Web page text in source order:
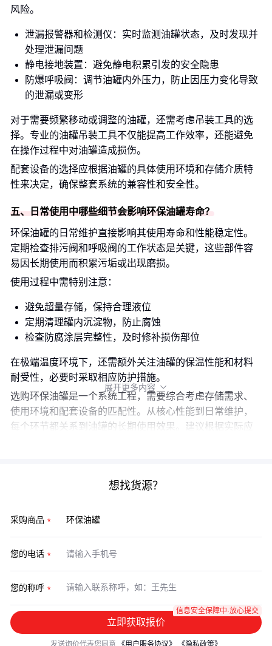
风险。
泄漏报警器和检测仪：实时监测油罐状态，及时发现并
处理泄漏问题
静电接地装置：避免静电积累引发的安全隐患
防爆呼吸阀：调节油罐内外压力，防止因压力变化导致
的泄漏或变形
对于需要频繁移动或调整的油罐，还需考虑吊装工具的选
择。专业的油罐吊装工具不仅能提高工作效率，还能避免
在操作过程中对油罐造成损伤。
配套设备的选择应根据油罐的具体使用环境和存储介质特
性来决定，确保整套系统的兼容性和安全性。
五、日常使用中哪些细节会影响环保油罐寿命？
环保油罐的日常维护直接影响其使用寿命和性能稳定性。
定期检查排污阀和呼吸阀的工作状态是关键，这些部件容
易因长期使用而积累污垢或出现磨损。
使用过程中需特别注意：
避免超量存储，保持合理液位
定期清理罐内沉淀物，防止腐蚀
检查防腐涂层完整性，及时修补损伤部位
在极端温度环境下，还需额外关注油罐的保温性能和材料
耐受性，必要时采取相应防护措施。
选购环保油罐是一个系统工程，需要综合考虑存储需求、
使用环境和配套设备的匹配性。从核心性能到日常维护，
每个环节都关系到油罐的长期使用效果。建议根据实际应
展开更多内容 
想找货源？
采购商品
您的电话
您的称呼
立即获取报价
信息安全保障中·放心提交
发送询价代表您同意 《用户服务协议》 《隐私政策》